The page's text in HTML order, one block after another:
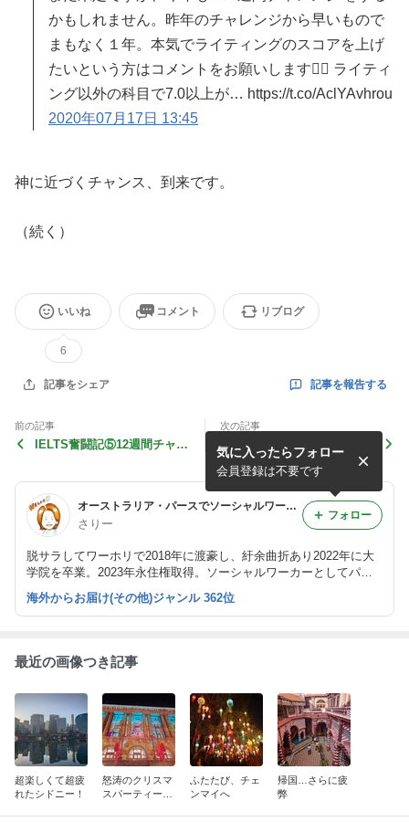
かもしれません。昨年のチャレンジから早いもので
まもなく１年。本気でライティングのスコアを上げ
たいという方はコメントをお願いします🙇‍♂️ ライティ
ング以外の科目で7.0以上が… https://t.co/AclYAvhrou
2020年07月17日 13:45
神に近づくチャンス、到来です。
（続く）
いいね
6
コメント リブログ
記事をシェア 記事を報告する
前の記事
IELTS奮闘記⑤12週間チャレ
次の記事
IELTS奮闘記③IELTSの勉強
再開
オーストラリア・パースでソーシャルワークな日々
さりー
脱サラしてワーホリで2018年に渡豪し、紆余曲折あり2022年に大
学院を卒業。2023年永住権取得。ソーシャルワーカーとしてパー
スの公立病院(精神救急)とNPO(自死遺族サポート)で働いていま
す。 全然性格が違う大好きな旦那は、私の心の栄養。
気に入ったらフォロー
会員登録は不要です
フォロー
海外からお届け(その他)ジャンル 362位
最近の画像つき記事
超楽しくて超疲
れたシドニー！
怒涛のクリスマ
スパーティー6
ふたたび、チェ
ンマイへ
帰国…さらに疲
弊